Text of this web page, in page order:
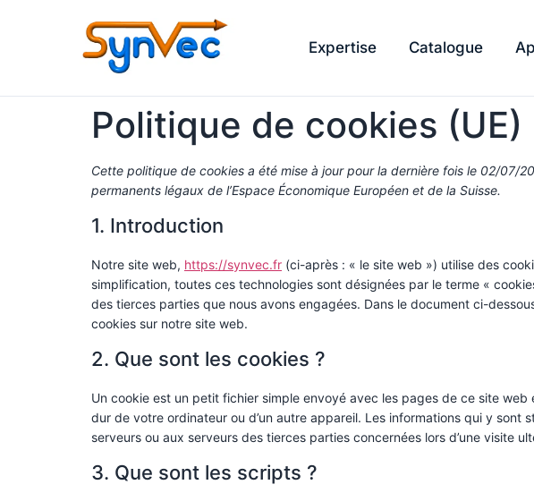
Expertise Catalogue
Politique de cookies (UE)
Cette politique de cookies a été mise à jour pour la dernière fois le 02/07/
permanents légaux de l’Espace Économique Européen et de la Suisse.
1. Introduction
Notre site web, https://synvec.fr (ci-après : « le site web ») utilise des
simplification, toutes ces technologies sont désignées par le terme «
des tierces parties que nous avons engagées. Dans le document ci-
cookies sur notre site web.
2. Que sont les cookies ?
Un cookie est un petit fichier simple envoyé avec les pages de ce site
dur de votre ordinateur ou d’un autre appareil. Les informations qui y sont
serveurs ou aux serveurs des tierces parties concernées lors d’une visite
3. Que sont les scripts ?